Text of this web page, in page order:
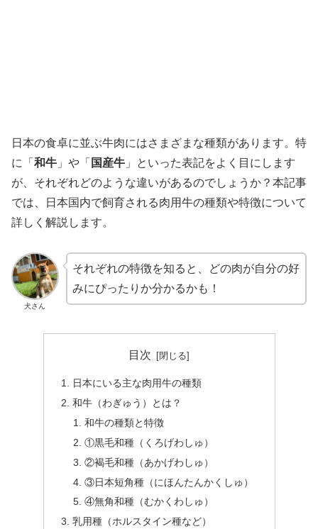
日本の食卓に並ぶ牛肉にはさまざまな種類があります。特
に「 和牛 」や「 国産牛 」といった表記をよく目にします
が、それぞれどのような違いがあるのでしょうか？本記事
では、日本国内で飼育される肉用牛の種類や特徴について
詳しく解説します。
犬さん
それぞれの特徴を知ると、どの肉が自分の好
みにぴったりか分かるかも！
目次
日本にいる主な肉用牛の種類
和牛（わぎゅう）とは？
和牛の種類と特徴
①黒毛和種（くろげわしゅ）
②褐毛和種（あかげわしゅ）
③日本短角種（にほんたんかくしゅ）
④無角和種（むかくわしゅ）
乳用種（ホルスタイン種など）